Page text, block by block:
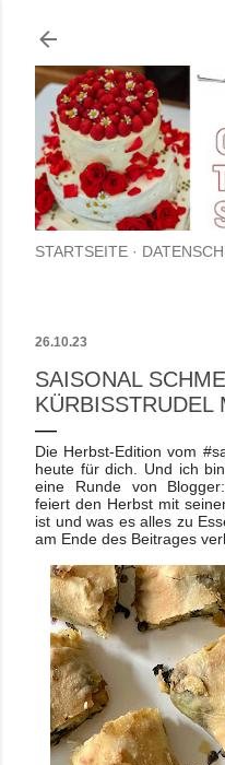
STARTSEITE
26.10.23
SAISONAL
KÜRBISSTRUDEL
Die Herbst-Edition vom
heute für dich. Und ich
eine Runde von
feiert den Herbst mit
ist und was es alles zu
am Ende des Beitrages